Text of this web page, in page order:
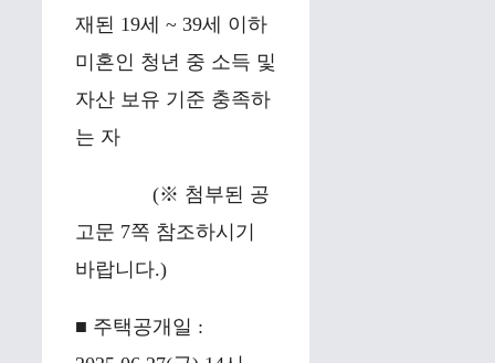
재된 19세 ~ 39세 이하
미혼인 청년 중 소득 및
자산 보유 기준 충족하
는 자
(※ 첨부된 공
고문 7쪽 참조하시기
바랍니다.)
■ 주택공개일 :